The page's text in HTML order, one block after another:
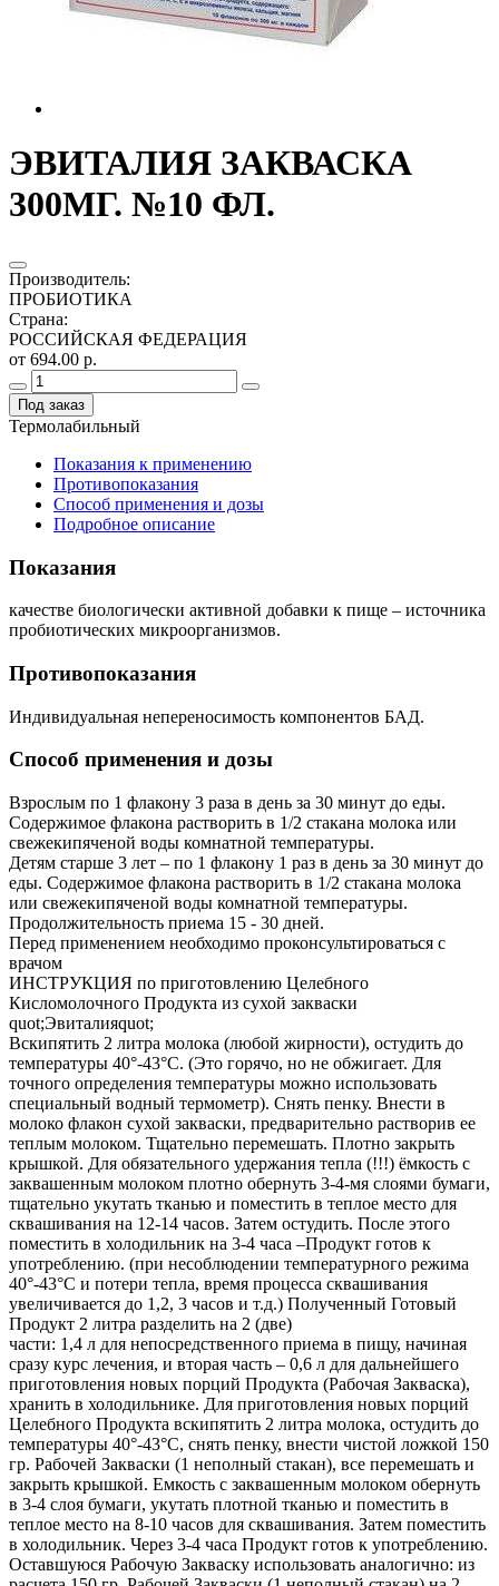
ЭВИТАЛИЯ ЗАКВАСКА
300МГ. №10 ФЛ.
Производитель:
ПРОБИОТИКА
Страна:
РОССИЙСКАЯ ФЕДЕРАЦИЯ
от 694.00 р.
Под заказ
Термолабильный
Показания к применению
Противопоказания
Способ применения и дозы
Подробное описание
Показания
качестве биологически активной добавки к пище – источника
пробиотических микроорганизмов.
Противопоказания
Индивидуальная непереносимость компонентов БАД.
Способ применения и дозы
Взрослым по 1 флакону 3 раза в день за 30 минут до еды.
Содержимое флакона растворить в 1/2 стакана молока или
свежекипяченой воды комнатной температуры.
Детям старше 3 лет – по 1 флакону 1 раз в день за 30 минут до
еды. Содержимое флакона растворить в 1/2 стакана молока
или свежекипяченой воды комнатной температуры.
Продолжительность приема 15 - 30 дней.
Перед применением необходимо проконсультироваться с
врачом
ИНСТРУКЦИЯ по приготовлению Целебного
Кисломолочного Продукта из сухой закваски
quot;Эвиталияquot;
Вскипятить 2 литра молока (любой жирности), остудить до
температуры 40°-43°С. (Это горячо, но не обжигает. Для
точного определения температуры можно использовать
специальный водный термометр). Снять пенку. Внести в
молоко флакон сухой закваски, предварительно растворив ее
теплым молоком. Тщательно перемешать. Плотно закрыть
крышкой. Для обязательного удержания тепла (!!!) ёмкость с
заквашенным молоком плотно обернуть 3-4-мя слоями бумаги,
тщательно укутать тканью и поместить в теплое место для
сквашивания на 12-14 часов. Затем остудить. После этого
поместить в холодильник на 3-4 часа –Продукт готов к
употреблению. (при несоблюдении температурного режима
40°-43°С и потери тепла, время процесса сквашивания
увеличивается до 1,2, 3 часов и т.д.) Полученный Готовый
Продукт 2 литра разделить на 2 (две)
части: 1,4 л для непосредственного приема в пищу, начиная
сразу курс лечения, и вторая часть – 0,6 л для дальнейшего
приготовления новых порций Продукта (Рабочая Закваска),
хранить в холодильнике. Для приготовления новых порций
Целебного Продукта вскипятить 2 литра молока, остудить до
температуры 40°-43°С, снять пенку, внести чистой ложкой 150
гр. Рабочей Закваски (1 неполный стакан), все перемешать и
закрыть крышкой. Емкость с заквашенным молоком обернуть
в 3-4 слоя бумаги, укутать плотной тканью и поместить в
теплое место на 8-10 часов для сквашивания. Затем поместить
в холодильник. Через 3-4 часа Продукт готов к употреблению.
Оставшуюся Рабочую Закваску использовать аналогично: из